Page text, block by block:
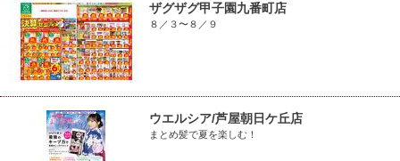
ザグザグ甲子園九番町店
８／３〜８／９
ウエルシア/芦屋朝日ケ丘店
まとめ髪で夏を楽しむ！